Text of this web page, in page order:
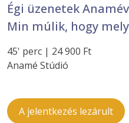
Égi üzenetek
Min múlik, hogy
45' perc | 24 900 Ft
Anamé Stúdió
A jelentkezés lezárult